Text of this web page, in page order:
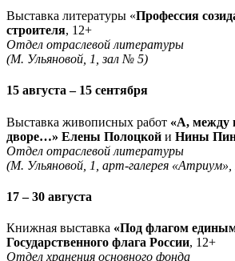
Выставка литературы «Профессия
строителя, 12+
Отдел отраслевой литературы
(М. Ульяновой, 1, зал № 5)
15 августа – 15 сентября
Выставка живописных работ «А, между
дворе…» Елены Полоцкой и Нины
Отдел отраслевой литературы
(М. Ульяновой, 1, арт-галерея
17 – 30 августа
Книжная выставка «Под флагом
Государственного флага России, 12+
Отдел хранения основного фонда